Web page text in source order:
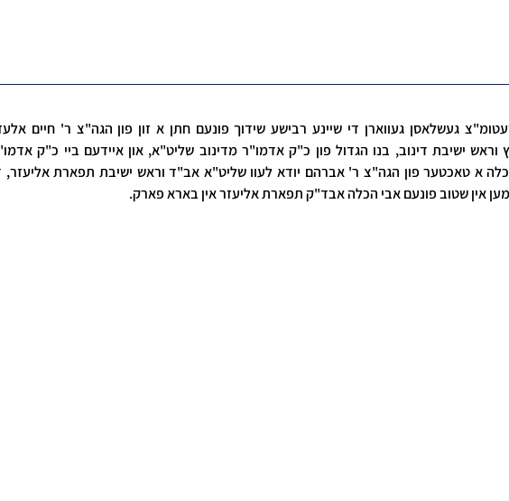
אין שטוב פונעם אבי הכלה אבד"ק תפארת אליעזר אין בארא פארק.